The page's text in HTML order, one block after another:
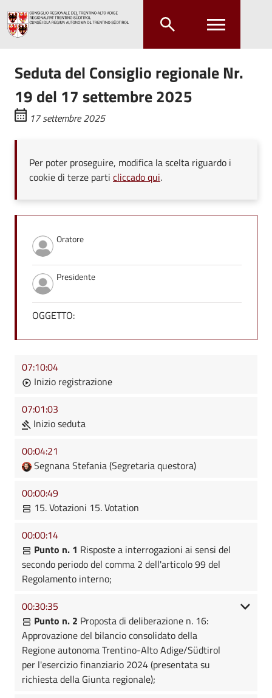
Seduta del Consiglio regionale Nr.
19 del 17 settembre 2025
17 settembre 2025
Per poter proseguire, modifica la scelta riguardo i
cookie di terze parti cliccado qui.
Oratore
Presidente
OGGETTO:
07:10:04
Inizio registrazione
07:01:03
Inizio seduta
00:04:21
Segnana Stefania (Segretaria questora)
00:00:49
15. Votazioni 15. Votation
00:00:14
Punto n. 1 Risposte a interrogazioni ai sensi del
secondo periodo del comma 2 dell'articolo 99 del
Regolamento interno;
00:30:35
Punto n. 2 Proposta di deliberazione n. 16:
Approvazione del bilancio consolidato della
Regione autonoma Trentino-Alto Adige/Südtirol
per l'esercizio finanziario 2024 (presentata su
richiesta della Giunta regionale);